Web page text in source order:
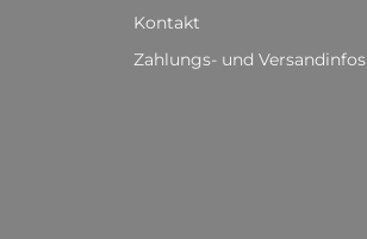
Kontakt
Zahlungs- und Versandinfos